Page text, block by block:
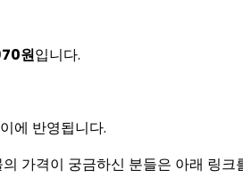
원입니다.
에 반영됩니다.
가격이 궁금하신 분들은 아래 링크